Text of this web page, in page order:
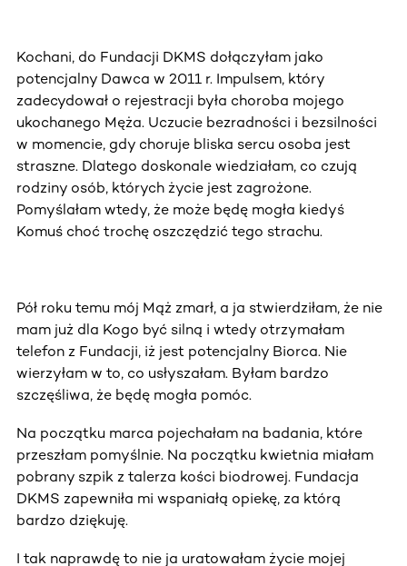
Kochani, do Fundacji DKMS dołączyłam jako
potencjalny Dawca w 2011 r. Impulsem, który
zadecydował o rejestracji była choroba mojego
ukochanego Męża. Uczucie bezradności i bezsilności
w momencie, gdy choruje bliska sercu osoba jest
straszne. Dlatego doskonale wiedziałam, co czują
rodziny osób, których życie jest zagrożone.
Pomyślałam wtedy, że może będę mogła kiedyś
Komuś choć trochę oszczędzić tego strachu.
Pół roku temu mój Mąż zmarł, a ja stwierdziłam, że nie
mam już dla Kogo być silną i wtedy otrzymałam
telefon z Fundacji, iż jest potencjalny Biorca. Nie
wierzyłam w to, co usłyszałam. Byłam bardzo
szczęśliwa, że będę mogła pomóc.
Na początku marca pojechałam na badania, które
przeszłam pomyślnie. Na początku kwietnia miałam
pobrany szpik z talerza kości biodrowej. Fundacja
DKMS zapewniła mi wspaniałą opiekę, za którą
bardzo dziękuję.
I tak naprawdę to nie ja uratowałam życie mojej